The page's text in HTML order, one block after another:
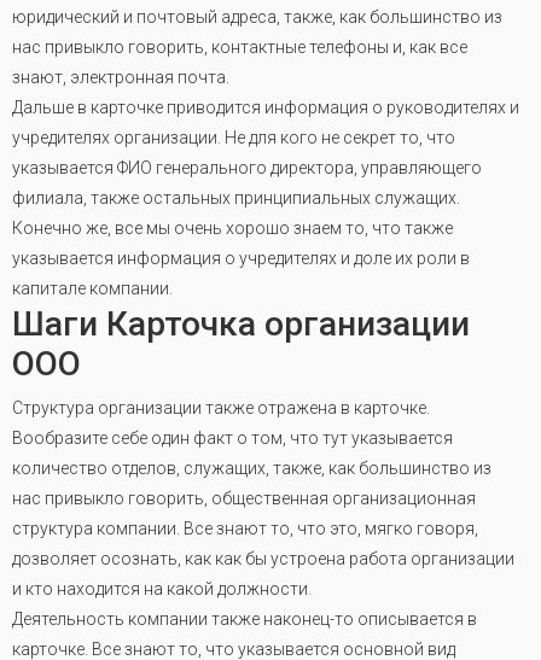
юридический и почтовый адреса, также, как большинство из
нас привыкло говорить, контактные телефоны и, как все
знают, электронная почта.
Дальше в карточке приводится информация о руководителях и
учредителях организации. Не для кого не секрет то, что
указывается ФИО генерального директора, управляющего
филиала, также остальных принципиальных служащих.
Конечно же, все мы очень хорошо знаем то, что также
указывается информация о учредителях и доле их роли в
капитале компании.
Шаги Карточка организации
ООО
Структура организации также отражена в карточке.
Вообразите себе один факт о том, что тут указывается
количество отделов, служащих, также, как большинство из
нас привыкло говорить, общественная организационная
структура компании. Все знают то, что это, мягко говоря,
дозволяет осознать, как как бы устроена работа организации
и кто находится на какой должности
Деятельность компании также наконец-то описывается в
карточке. Все знают то, что указывается основной вид